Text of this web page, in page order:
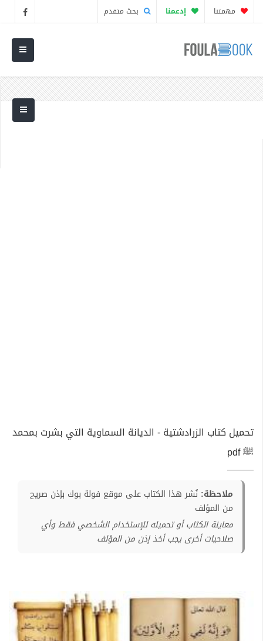
مهمتنا إدعمنا بحث متقدم
تحميل كتاب الزرادشتية - الديانة السماوية التي بشرت بمحمد
ﷺ pdf
ملاحظة: نُشر هذا الكتاب على موقع فولة بوك بإذن صريح
من المؤلف
معاينة الكتاب أو تحميله للإستخدام الشخصي فقط وأي
صلاحيات أخرى يجب أخذ إذن من المؤلف